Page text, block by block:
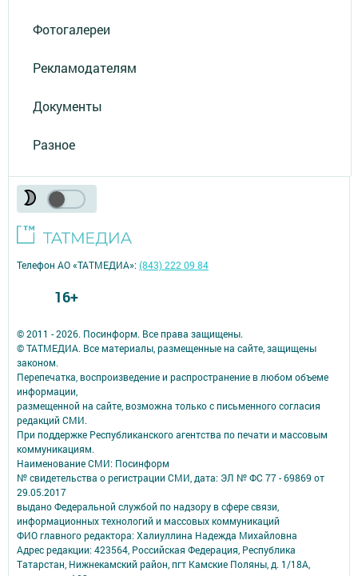
Фотогалереи
Рекламодателям
Документы
Разное
© 2011 - 2026. Посинформ. Все права защищены.
© ТАТМЕДИА. Все материалы, размещенные на сайте, защищены
законом.
Перепечатка, воспроизведение и распространение в любом объеме
информации,
размещенной на сайте, возможна только с письменного согласия
редакций СМИ.
При поддержке Республиканского агентства по печати и массовым
коммуникациям.
Наименование СМИ: Посинформ
№ свидетельства о регистрации СМИ, дата: ЭЛ № ФС 77 - 69869 от
29.05.2017
выдано Федеральной службой по надзору в сфере связи,
информационных технологий и массовых коммуникаций
ФИО главного редактора: Халиуллина Надежда Михайловна
Адрес редакции: 423564, Российская Федерация, Республика
Татарстан, Нижнекамский район, пгт Камские Поляны, д. 1/18А,
Телефон АО «ТАТМЕДИА»:(843) 222 09 84
16+